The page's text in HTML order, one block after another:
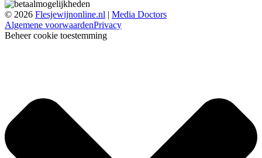
© 2026 Flesjewijnonline.nl | Media Doctors
Algemene voorwaardenPrivacy
Beheer cookie toestemming